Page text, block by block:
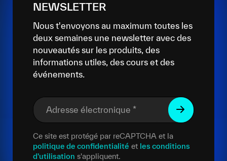
NEWSLETTER
Nous t'envoyons au maximum toutes les
deux semaines une newsletter avec des
nouveautés sur les produits, des
informations utiles, des cours et des
événements.
Adresse électronique *
Ce site est protégé par reCAPTCHA et la
politique de confidentialité et les conditions
d'utilisation s'appliquent.